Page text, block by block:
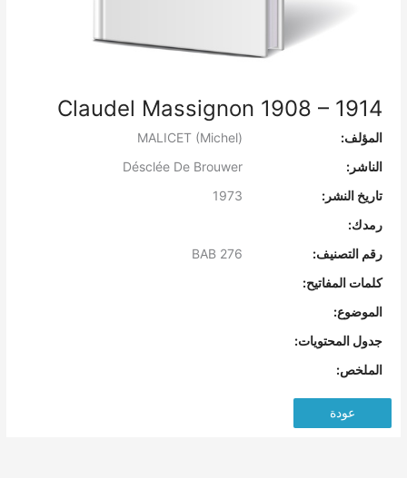
Claudel Massignon 1908 – 1914
المؤلف:
الناشر:
Désclée De Brouwer
تاريخ النشر:
رمدك:
رقم التصنيف:
كلمات المفاتيح:
الموضوع:
جدول المحتويات:
الملخص:
عودة